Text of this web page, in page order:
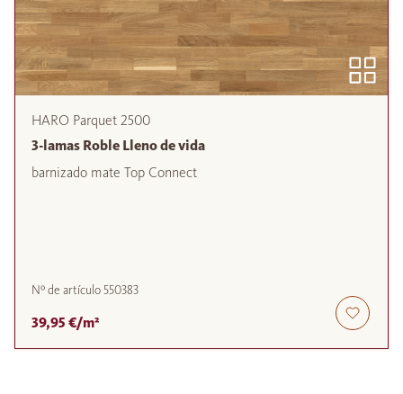
HARO Parquet 2500
3-lamas Roble Lleno de vida
barnizado mate Top Connect
Nº de artículo550383
39,95 €/m²